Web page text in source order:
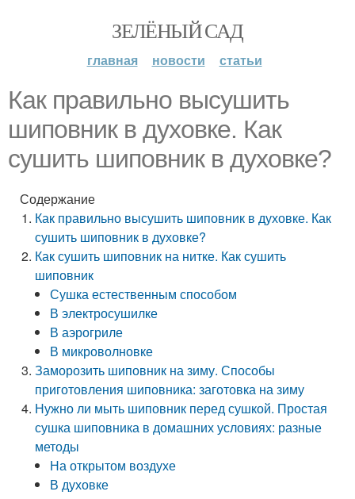
ЗЕЛЁНЫЙ САД
главная новости статьи
Как правильно высушить
шиповник в духовке. Как
сушить шиповник в духовке?
Содержание
Как правильно высушить шиповник в духовке. Как
сушить шиповник в духовке?
Как сушить шиповник на нитке. Как сушить
шиповник
Сушка естественным способом
В электросушилке
В аэрогриле
В микроволновке
Заморозить шиповник на зиму. Способы
приготовления шиповника: заготовка на зиму
Нужно ли мыть шиповник перед сушкой. Простая
сушка шиповника в домашних условиях: разные
методы
На открытом воздухе
В духовке